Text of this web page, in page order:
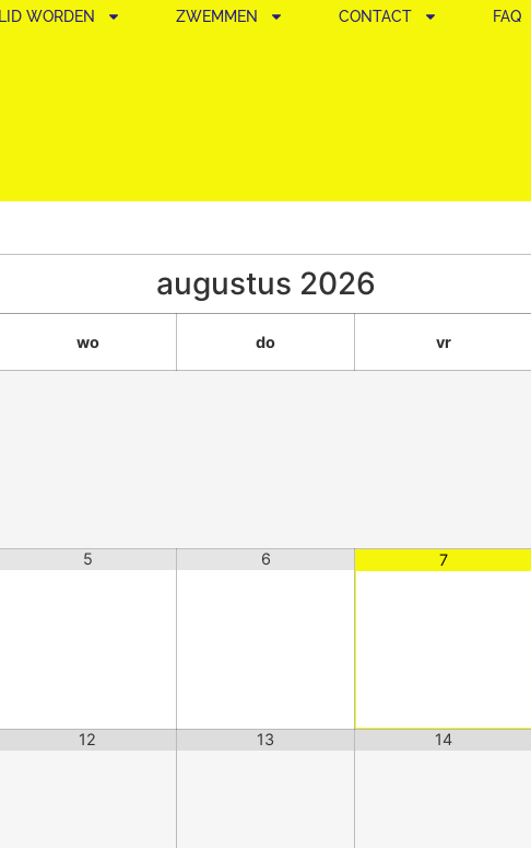
LID WORDEN ZWEMMEN CONTACT FAQ
augustus 2026
wo do vr
5 6 7
12 13 14